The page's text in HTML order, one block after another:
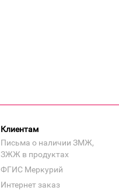
Клиентам
Письма о наличии ЗМЖ,
ЗЖЖ в продуктах
ФГИС Меркурий
Интернет заказ